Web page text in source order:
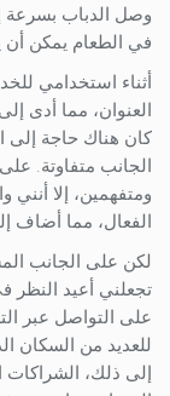
وصل الدباب بسرعة
في الطعام يمكن أن
أثناء استخدامي
العنوان، مما أدى
كان هناك حاجة إلى
الجانب متفاوتة.
ومتفهمين، إلا
الفعال، مما أضاف
لكن على الجانب
تجعلني أعيد النظر
على التواصل عبر
للعديد من السكان
إلى ذلك، الشراكات